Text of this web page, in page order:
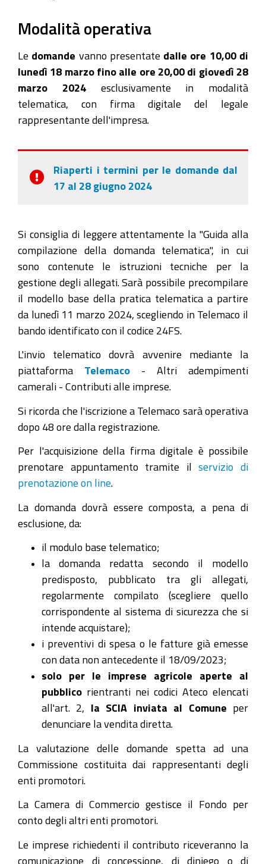
Modalità operativa
Le domande vanno presentate dalle ore 10,00 di
lunedì 18 marzo fino alle ore 20,00 di giovedì 28
marzo 2024esclusivamente in modalità
telematica, con firma digitale del legale
rappresentante dell'impresa.
Riaperti i termini per le domande dal
17 al 28 giugno 2024
Si consiglia di leggere attentamente la "Guida alla
compilazione della domanda telematica", in cui
sono contenute le istruzioni tecniche per la
gestione degli allegati. Sarà possibile precompilare
il modello base della pratica telematica a partire
da lunedì 11 marzo 2024, scegliendo in Telemaco il
bando identificato con il codice 24FS.
L'invio telematico dovrà avvenire mediante la
piattaforma Telemaco - Altri adempimenti
camerali - Contributi alle imprese.
Si ricorda che l'iscrizione a Telemaco sarà operativa
dopo 48 ore dalla registrazione.
Per l'acquisizione della firma digitale è possibile
prenotare appuntamento tramite ilservizio di
prenotazione on line
La domanda dovrà essere composta, a pena di
esclusione, da:
il modulo base telematico;
la domanda redatta secondo il modello
predisposto, pubblicato tra gli allegati,
regolarmente compilato (scegliere quello
corrispondente al sistema di sicurezza che si
intende acquistare);
i preventivi di spesa o le fatture già emesse
con data non antecedente il 18/09/2023;
solo per le imprese agricole aperte al
pubblico rientranti nei codici Ateco elencati
all'art. 2, la SCIA inviata al Comune per
denunciare la vendita diretta.
La valutazione delle domande spetta ad una
Commissione costituita dai rappresentanti degli
enti promotori.
La Camera di Commercio gestisce il Fondo per
conto degli altri enti promotori.
Le imprese richiedenti il contributo riceveranno la
comunicazione di concessione, di diniego o di